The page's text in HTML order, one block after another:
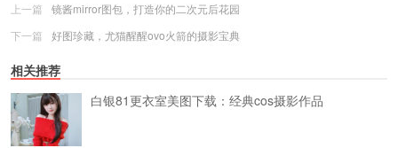
上一篇
镜酱mirror图包，打造你的二次元后花园
下一篇
好图珍藏，尤猫醒醒ovo火箭的摄影宝典
相关推荐
白银81更衣室美图下载：经典cos摄影作品